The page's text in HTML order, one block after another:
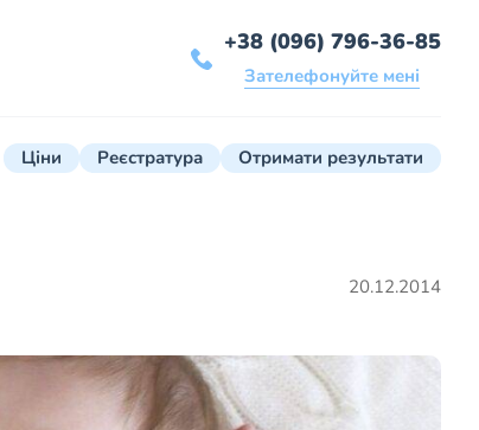
+38 (096) 796-36-85
Зателефонуйте мені
Ціни Реєстратура Отримати результати
20.12.2014